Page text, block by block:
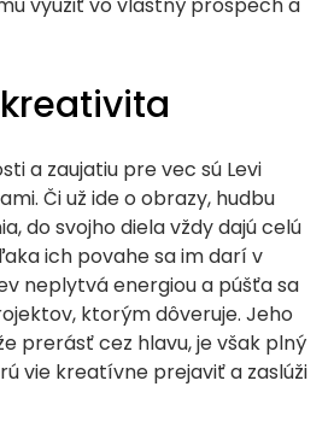
a zaujatiu pre vec sú Levi
Či už ide o obrazy, hudbu
do svojho diela vždy dajú celú
ich povahe sa im darí v
neplytvá energiou a púšťa sa
ktorým dôveruje. Jeho
prerásť cez hlavu, je však plný
vie kreatívne prejaviť a zaslúži